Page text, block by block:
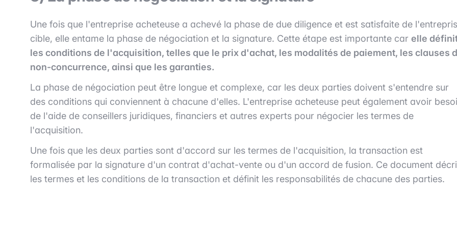
Une fois que l'entreprise acheteuse a achevé la phase de due diligence et est satisfaite de
cible, elle entame la phase de négociation et la signature. Cette étape est importante car elle
les conditions de l'acquisition, telles que le prix d'achat, les modalités de paiement, les clauses
non-concurrence, ainsi que les garanties.
La phase de négociation peut être longue et complexe, car les deux parties doivent s'entendre sur
des conditions qui conviennent à chacune d'elles. L'entreprise acheteuse peut également avoir
de l'aide de conseillers juridiques, financiers et autres experts pour négocier les termes de
l'acquisition.
Une fois que les deux parties sont d'accord sur les termes de l'acquisition, la transaction est
formalisée par la signature d'un contrat d'achat-vente ou d'un accord de fusion. Ce document
les termes et les conditions de la transaction et définit les responsabilités de chacune des parties.